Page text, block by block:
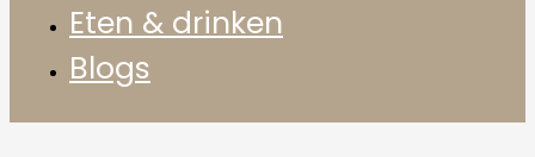
Eten & drinken
Blogs